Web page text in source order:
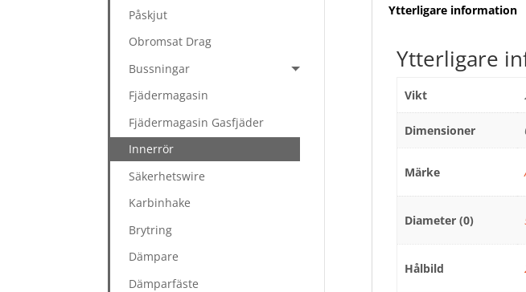
Ytterligare information
Ytterligare
Vikt
Dimensioner
Märke
Diameter (0)
Hålbild
Påskjut
Obromsat Drag
Bussningar
Fjädermagasin
Fjädermagasin Gasfjäder
Innerrör
Säkerhetswire
Karbinhake
Brytring
Dämpare
Dämparfäste